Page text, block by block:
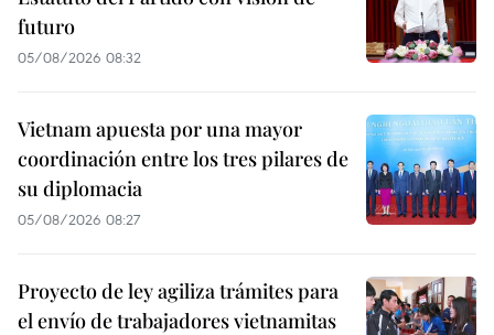
futuro
05/08/2026 08:32
Vietnam apuesta por una mayor
coordinación entre los tres pilares de
su diplomacia
05/08/2026 08:27
Proyecto de ley agiliza trámites para
el envío de trabajadores vietnamitas